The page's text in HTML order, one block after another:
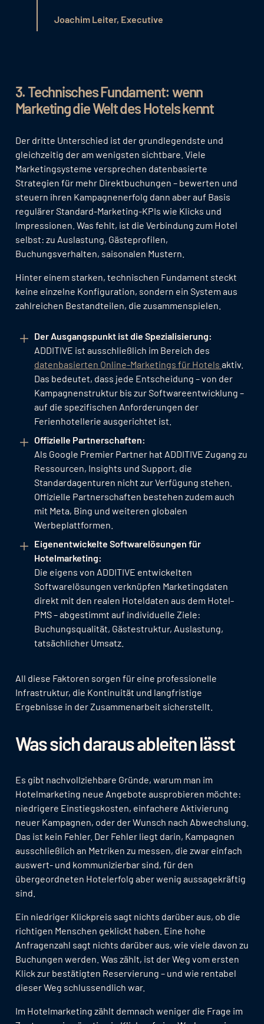
Joachim Leiter, Executive
3. Technisches Fundament: wenn
Marketing die Welt des Hotels kennt
Der dritte Unterschied ist der grundlegendste und
gleichzeitig der am wenigsten sichtbare. Viele
Marketingsysteme versprechen datenbasierte
Strategien für mehr Direktbuchungen – bewerten und
steuern ihren Kampagnenerfolg dann aber auf Basis
regulärer Standard-Marketing-KPIs wie Klicks und
Impressionen. Was fehlt, ist die Verbindung zum Hotel
selbst: zu Auslastung, Gästeprofilen,
Buchungsverhalten, saisonalen Mustern.
Hinter einem starken, technischen Fundament steckt
keine einzelne Konfiguration, sondern ein System aus
zahlreichen Bestandteilen, die zusammenspielen.
Der Ausgangspunkt ist die Spezialisierung:
ADDITIVE ist ausschließlich im Bereich des
datenbasierten Online-Marketings für Hotels aktiv.
Das bedeutet, dass jede Entscheidung – von der
Kampagnenstruktur bis zur Softwareentwicklung –
auf die spezifischen Anforderungen der
Ferienhotellerie ausgerichtet ist.
Offizielle Partnerschaften:
Als Google Premier Partner hat ADDITIVE Zugang zu
Ressourcen, Insights und Support, die
Standardagenturen nicht zur Verfügung stehen.
Offizielle Partnerschaften bestehen zudem auch
mit Meta, Bing und weiteren globalen
Werbeplattformen.
Eigenentwickelte Softwarelösungen für
Hotelmarketing:
Die eigens von ADDITIVE entwickelten
Softwarelösungen verknüpfen Marketingdaten
direkt mit den realen Hoteldaten aus dem Hotel-
PMS – abgestimmt auf individuelle Ziele:
Buchungsqualität, Gästestruktur, Auslastung,
tatsächlicher Umsatz.
All diese Faktoren sorgen für eine professionelle
Infrastruktur, die Kontinuität und langfristige
Ergebnisse in der Zusammenarbeit sicherstellt.
Was sich daraus ableiten lässt
Es gibt nachvollziehbare Gründe, warum man im
Hotelmarketing neue Angebote ausprobieren möchte:
niedrigere Einstiegskosten, einfachere Aktivierung
neuer Kampagnen, oder der Wunsch nach Abwechslung.
Das ist kein Fehler. Der Fehler liegt darin, Kampagnen
ausschließlich an Metriken zu messen, die zwar einfach
auswert- und kommunizierbar sind, für den
übergeordneten Hotelerfolg aber wenig aussagekräftig
sind.
Ein niedriger Klickpreis sagt nichts darüber aus, ob die
richtigen Menschen geklickt haben. Eine hohe
Anfragenzahl sagt nichts darüber aus, wie viele davon zu
Buchungen werden. Was zählt, ist der Weg vom ersten
Klick zur bestätigten Reservierung – und wie rentabel
dieser Weg schlussendlich war.
Im Hotelmarketing zählt demnach weniger die Frage im